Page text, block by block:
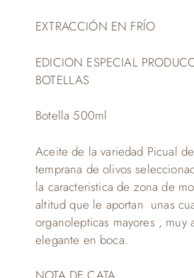
EXTRACCIÓN EN FRÍO
EDICION ESPECIAL
BOTELLAS
Botella 500ml
Aceite de la variedad Picual
temprana de olivos
la caracteristica de zona de
altitud que le aportan unas
organolepticas mayores , muy
elegante en boca.